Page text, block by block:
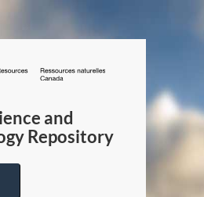
/
Canada
and
Repository